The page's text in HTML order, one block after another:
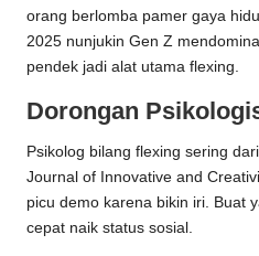
orang berlomba pamer gaya
2025 nunjukin Gen Z
pendek jadi alat utama flexing.
Dorongan
Psikolog bilang flexing sering
Journal of Innovative and
picu demo karena bikin iri. Buat
cepat naik status sosial.